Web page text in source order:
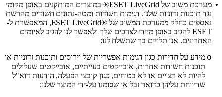
• מערכת משוב של ESET LiveGrid®
במוצרים המותקנים באופן מקומי
נגד תוכנות זדוניות שלנו. דגימות חשודות ומטה-נתונים חשודים מהרשת
נאספים כחלק ממערכת המשוב של ESET LiveGrid®‎, המאפשרת ל-
ESET להגיב באופן מיידי לצרכים שלך ולאפשר לנו להגיב לאיומים
האחרונים. אנו תלויים בך שתשלח לנו:
o מידע על חדירות כגון דגימות אפשריות של וירוסים ותוכנות זדוניות או
תוכנות חשודות אחרות, אובייקטים בעייתיים, אובייקטים שעלולים
להיות לא רצויים או לא בטוחים, כגון קובצי הפעלה, הודעות דוא"ל
שדיווחת עליהן כדואר זבל או שסומנו על-ידי המוצר שלנו;